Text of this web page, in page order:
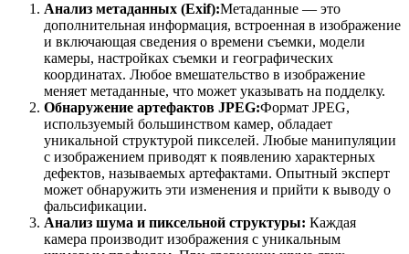
Анализ метаданных (Exif):Метаданные — это
дополнительная информация, встроенная в изображение
и включающая сведения о времени съемки, модели
камеры, настройках съемки и географических
координатах. Любое вмешательство в изображение
меняет метаданные, что может указывать на подделку.
Обнаружение артефактов JPEG:Формат JPEG,
используемый большинством камер, обладает
уникальной структурой пикселей. Любые манипуляции
с изображением приводят к появлению характерных
дефектов, называемых артефактами. Опытный эксперт
может обнаружить эти изменения и прийти к выводу о
фальсификации.
Анализ шума и пиксельной структуры: Каждая
камера производит изображения с уникальным